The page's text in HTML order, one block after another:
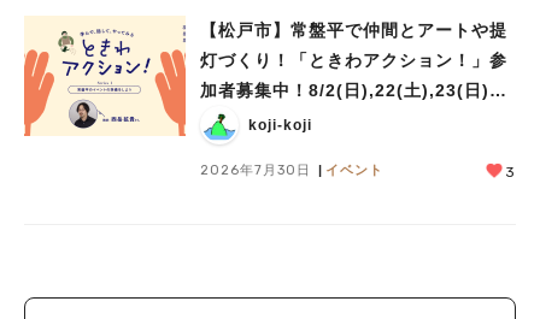
【松戸市】常盤平で仲間とアートや提
灯づくり！「ときわアクション！」参
加者募集中！8/2(日),22(土),23(日)開
催！
koji-koji
2026年7月30日 イベント 3